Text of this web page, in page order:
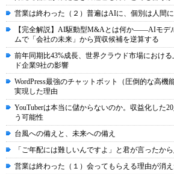
営業は終わった（２）普遍はAIに、個別は人間に
【完全解説】AI駆動型M&Aとは何か――AIモデ
ムで「会社の未来」から買収候補を逆算する
前年同期比43%成長、世界クラウド市場におけ
ド企業9社の影響
WordPress最強のチャットボット（圧倒的な高機
実現した理由
YouTuberは本当に儲からないのか。収益化した
う可能性
台風への備えと、未来への備え
「ご年配には難しいんですよ」と君が言ったか
営業は終わった（１）会ってもらえる理由が消